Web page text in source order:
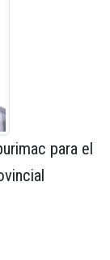
para el